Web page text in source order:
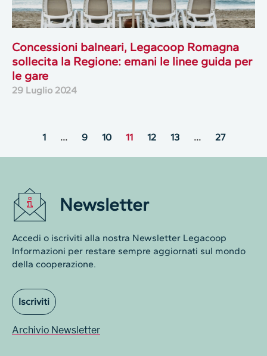
Concessioni balneari, Legacoop Romagna
sollecita la Regione: emani le linee guida per
le gare
29 Luglio 2024
1 … 9 10 11 12 13 … 27
Newsletter
Accedi o iscriviti alla nostra Newsletter Legacoop
Informazioni per restare sempre aggiornati sul mondo
della cooperazione.
Iscriviti
Archivio Newsletter